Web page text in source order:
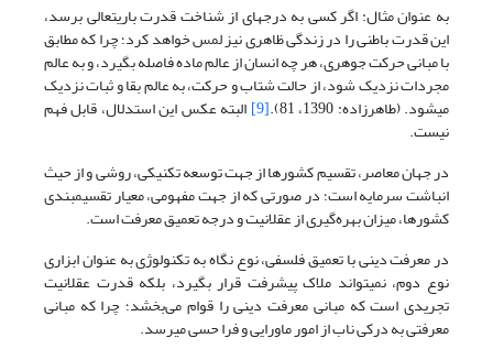
به عنوان مثال: اگر کسی به درجه­ای از شناخت قدرت باری­تعالی برسد،
این قدرت باطنی را در زندگی ظاهری نیز لمس خواهد کرد؛ چرا که مطابق
با مبانی حرکت جوهری، هر چه انسان از عالم ماده فاصله بگیرد، و به عالم
مجردات نزدیک شود، از حالت شتاب و حرکت، به عالم بقا و ثبات نزدیک
می­شود. (طاهرزاده: 1390، 81). [9] البته عکس این استدلال، قابل فهم
نیست.
در جهان معاصر، تقسیم کشورها از جهت توسعه تکنیکی، روشی و از حیث
انباشت سرمایه است؛ در صورتی که از جهت مفهومی، معیار تقسیم­بندی
کشورها، میزان بهره‌گیری از عقلانیت و درجه تعمیق معرفت است.
در معرفت دینی با تعمیق فلسفی، نوع نگاه به تکنولوژی به عنوان ابزاری
نوع دوم، نمی­تواند ملاک پیشرفت قرار بگیرد، بلکه قدرت عقلانیت
تجریدی است که مبانی معرفت دینی را قوام می‌بخشد؛ چرا که مبانی
معرفتی به درکی ناب از امور ماورایی و فرا حسی می­رسد.